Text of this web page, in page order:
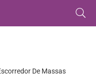
De Massas